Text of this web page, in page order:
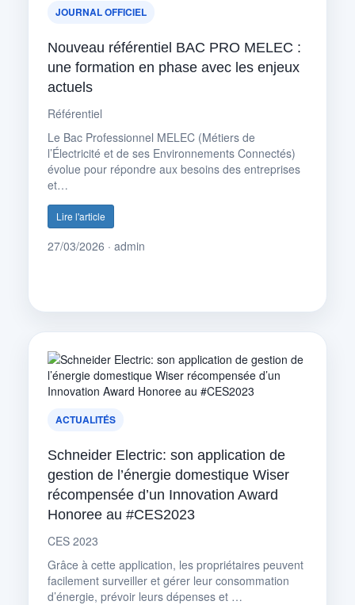
JOURNAL OFFICIEL
Nouveau référentiel BAC PRO MELEC :
une formation en phase avec les enjeux
actuels
Référentiel
Le Bac Professionnel MELEC (Métiers de
l’Électricité et de ses Environnements Connectés)
évolue pour répondre aux besoins des entreprises
et…
Lire l'article
27/03/2026 · admin
ACTUALITÉS
Schneider Electric: son application de
gestion de l’énergie domestique Wiser
récompensée d’un Innovation Award
Honoree au #CES2023
CES 2023
Grâce à cette application, les propriétaires peuvent
facilement surveiller et gérer leur consommation
d’énergie, prévoir leurs dépenses et …